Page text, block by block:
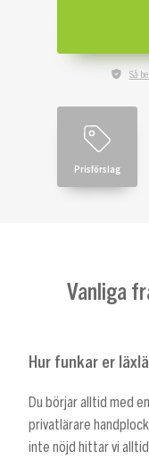
Så
Prisförslag
Vanliga
Hur funkar er
Du börjar alltid med
privatlärare
inte nöjd hittar vi